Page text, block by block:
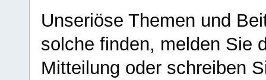
Unseriöse Themen und
solche finden, melden Sie
Mitteilung oder schreiben